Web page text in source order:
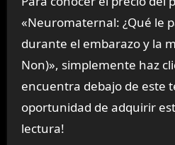
«Neuromaternal: ¿Qué le
durante el embarazo y la
Non)», simplemente haz
encuentra debajo de este
oportunidad de adquirir
lectura!